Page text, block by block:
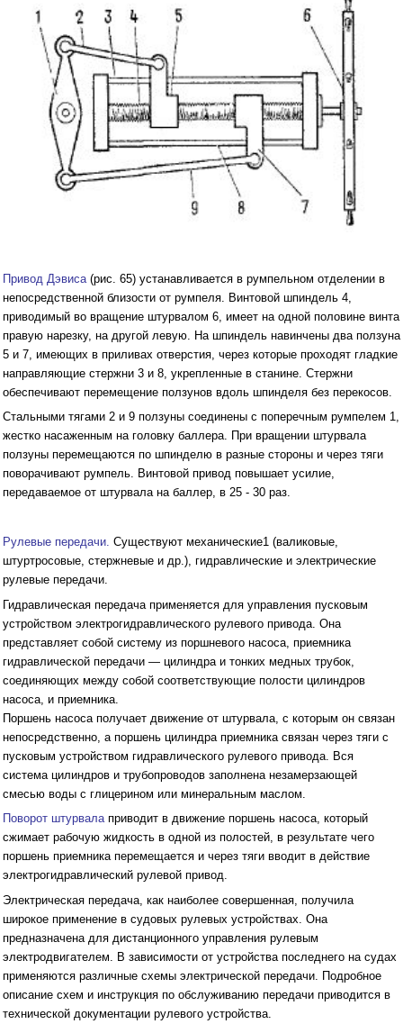
Привод Дэвиса (рис. 65) устанавливается в румпельном отделении в
непосредственной близости от румпеля. Винтовой шпиндель 4,
приводимый во вращение штурвалом 6, имеет на одной половине винта
правую нарезку, на другой левую. На шпиндель навинчены два ползуна
5 и 7, имеющих в приливах отверстия, через которые проходят гладкие
направляющие стержни 3 и 8, укрепленные в станине. Стержни
обеспечивают перемещение ползунов вдоль шпинделя без перекосов.
Стальными тягами 2 и 9 ползуны соединены с поперечным румпелем 1,
жестко насаженным на головку баллера. При вращении штурвала
ползуны перемещаются по шпинделю в разные стороны и через тяги
поворачивают румпель. Винтовой привод повышает усилие,
передаваемое от штурвала на баллер, в 25 - 30 раз.
Рулевые передачи. Существуют механические1 (валиковые,
штуртросовые, стержневые и др.), гидравлические и электрические
рулевые передачи.
Гидравлическая передача применяется для управления пусковым
устройством электрогидравлического рулевого привода. Она
представляет собой систему из поршневого насоса, приемника
гидравлической передачи — цилиндра и тонких медных трубок,
соединяющих между собой соответствующие полости цилиндров
насоса, и приемника.
Поршень насоса получает движение от штурвала, с которым он связан
непосредственно, а поршень цилиндра приемника связан через тяги с
пусковым устройством гидравлического рулевого привода. Вся
система цилиндров и трубопроводов заполнена незамерзающей
смесью воды с глицерином или минеральным маслом.
Поворот штурвалаприводит в движение поршень насоса, который
сжимает рабочую жидкость в одной из полостей, в результате чего
поршень приемника перемещается и через тяги вводит в действие
электрогидравлический рулевой привод.
Электрическая передача, как наиболее совершенная, получила
широкое применение в судовых рулевых устройствах. Она
предназначена для дистанционного управления рулевым
электродвигателем. В зависимости от устройства последнего на судах
применяются различные схемы электрической передачи. Подробное
описание схем и инструкция по обслуживанию передачи приводится в
технической документации рулевого устройства.